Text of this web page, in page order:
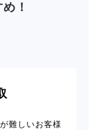
！
難しいお客様